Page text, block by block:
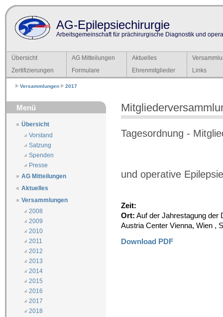
AG-Epilepsiechirurgie
Arbeitsgemeinschaft für prächirurgische Diagnostik und
Übersicht AG Mitteilungen Aktuelles
Zertifizierungen
Formulare Ehrenmitglieder Links
Versammlungen 2017
Menü
Übersicht
Vorstand
Satzung
Spenden
Presse
AG Mitteilungen
Aktuelles
Versammlungen
2008
2009
2010
2011
2012
2013
2014
2015
2016
2017
2018
Tagesordnung -
und operative
Zeit:
Ort: Auf der Jahrestagung der
Austria Center Vienna, Wien ,
Download PDF